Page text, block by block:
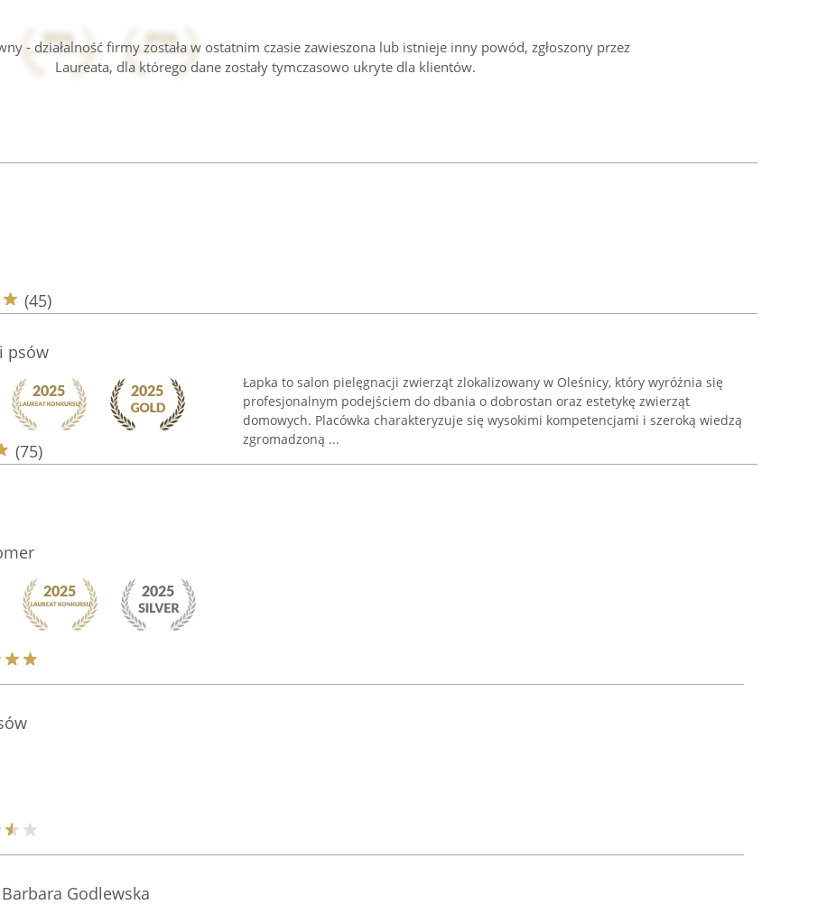
- działalność firmy została w ostatnim czasie zawieszona lub istnieje inny powód, zgłoszony przez
Laureata, dla którego dane zostały tymczasowo ukryte dla klientów.
(45)
psów
(75)
Łapka to salon pielęgnacji zwierząt zlokalizowany w Oleśnicy, który wyróżnia się
profesjonalnym podejściem do dbania o dobrostan oraz estetykę zwierząt
domowych. Placówka charakteryzuje się wysokimi kompetencjami i szeroką wiedzą
zgromadzoną ...
Godlewska